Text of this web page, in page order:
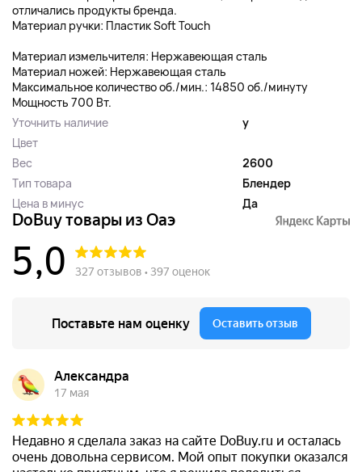
отличались продукты бренда.
Материал ручки: Пластик Soft Touch
Материал измельчителя: Нержавеющая сталь
Материал ножей: Нержавеющая сталь
Максимальное количество об./мин.: 14850 об./минуту
Мощность 700 Вт.
Уточнить наличие
y
Цвет
Вес
2600
Тип товара
Блендер
Цена в минус
Да